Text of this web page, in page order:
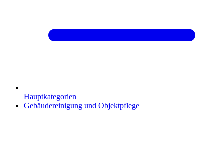
Hauptkategorien
Gebäudereinigung und Objektpflege